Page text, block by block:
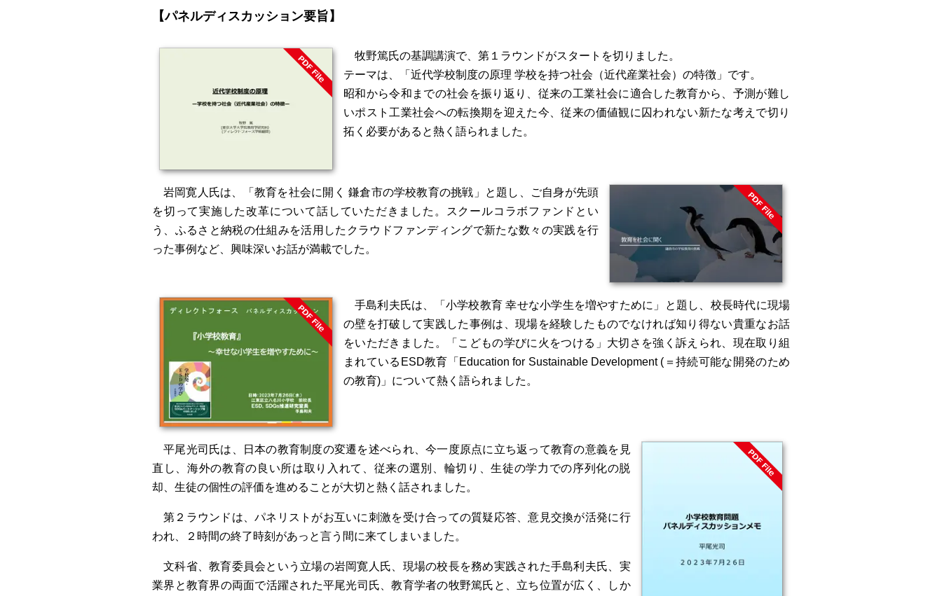
【パネルディスカッション要旨】
牧野篤氏の基調講演で、第１ラウンドがスタートを切りました。
テーマは、「近代学校制度の原理 学校を持つ社会（近代産業社会）の特徴」です。
昭和から令和までの社会を振り返り、従来の⼯業社会に適合した教育から、予測が難し
いポスト⼯業社会への転換期を迎えた今、従来の価値観に囚われない新たな考えで切り
拓く必要があると熱く語られました。
岩岡寛人氏は、「教育を社会に開く 鎌倉市の学校教育の挑戦」と題し、ご自身が先頭
を切って実施した改革について話していただきました。スクールコラボファンドとい
う、ふるさと納税の仕組みを活用したクラウドファンディングで新たな数々の実践を行
った事例など、興味深いお話が満載でした。
手島利夫氏は、「小学校教育 幸せな小学生を増やすために」と題し、校長時代に現場
の壁を打破して実践した事例は、現場を経験したものでなければ知り得ない貴重なお話
をいただきました。「こどもの学びに火をつける」大切さを強く訴えられ、現在取り組
まれているESD教育「Education for Sustainable Development (＝持続可能な開発のため
の教育)」について熱く語られました。
平尾光司氏は、日本の教育制度の変遷を述べられ、今一度原点に立ち返って教育の意義を見
直し、海外の教育の良い所は取り入れて、従来の選別、輪切り、生徒の学力での序列化の脱
却、生徒の個性の評価を進めることが大切と熱く話されました。
第２ラウンドは、パネリストがお互いに刺激を受け合っての質疑応答、意見交換が活発に行
われ、２時間の終了時刻があっと言う間に来てしまいました。
文科省、教育委員会という立場の岩岡寛人氏、現場の校長を務め実践された手島利夫氏、実
業界と教育界の両面で活躍された平尾光司氏、教育学者の牧野篤氏と、立ち位置が広く、しか